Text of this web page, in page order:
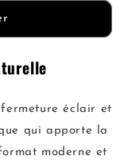
éclair et
qui apporte la
moderne et